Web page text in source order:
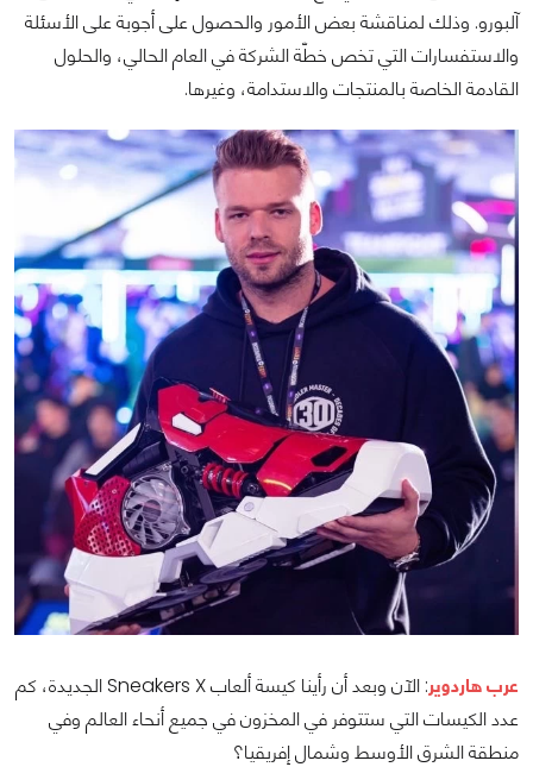
آلبورو. وذلك لمناقشة بعض الأمور والحصول على أجوبة على الأسئلة
والاستفسارات التي تخص خطّة الشركة في العام الحالي، والحلول
القادمة الخاصة بالمنتجات والاستدامة، وغيرها.
عرب هاردوير
: الآن وبعد أن رأينا كيسة ألعاب Sneakers X الجديدة، كم
عدد الكيسات التي ستتوفر في المخزون في جميع أنحاء العالم وفي
منطقة الشرق الأوسط وشمال إفريقيا؟